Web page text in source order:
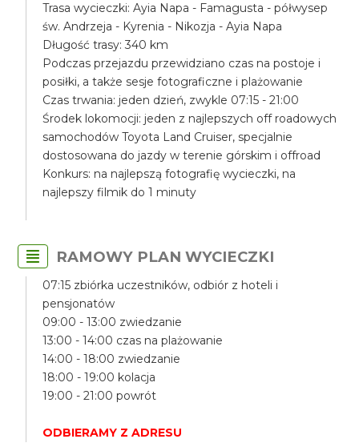
Trasa wycieczki: Ayia Napa - Famagusta - półwysep
św. Andrzeja - Kyrenia - Nikozja - Ayia Napa
Długość trasy: 340 km
Podczas przejazdu przewidziano czas na postoje i
posiłki, a także sesje fotograficzne i plażowanie
Czas trwania: jeden dzień, zwykle 07:15 - 21:00
Środek lokomocji: jeden z najlepszych off roadowych
samochodów Toyota Land Cruiser, specjalnie
dostosowana do jazdy w terenie górskim i offroad
Konkurs: na najlepszą fotografię wycieczki, na
najlepszy filmik do 1 minuty
RAMOWY PLAN WYCIECZKI
07:15 zbiórka uczestników, odbiór z hoteli i
pensjonatów
09:00 - 13:00 zwiedzanie
13:00 - 14:00 czas na plażowanie
14:00 - 18:00 zwiedzanie
18:00 - 19:00 kolacja
19:00 - 21:00 powrót
ODBIERAMY Z ADRESU